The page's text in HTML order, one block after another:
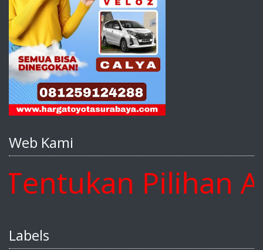
Web Kami
Pilihan
Labels